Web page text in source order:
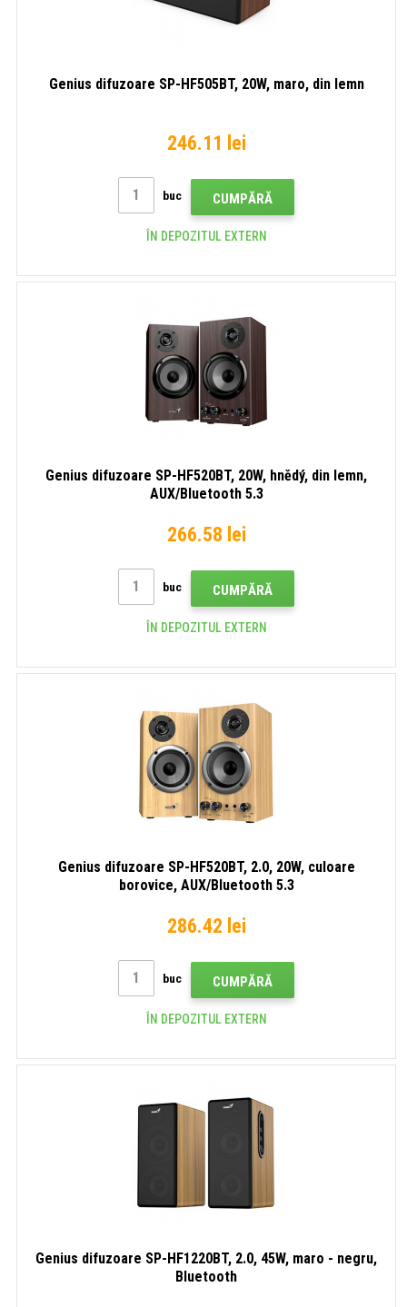
Genius difuzoare SP-HF505BT, 20W, maro, din lemn
246.11 lei
buc CUMPĂRĂ
ÎN DEPOZITUL EXTERN
Genius difuzoare SP-HF520BT, 20W, hnědý, din lemn,
AUX/Bluetooth 5.3
266.58 lei
buc CUMPĂRĂ
ÎN DEPOZITUL EXTERN
Genius difuzoare SP-HF520BT, 2.0, 20W, culoare
borovice, AUX/Bluetooth 5.3
286.42 lei
buc CUMPĂRĂ
ÎN DEPOZITUL EXTERN
Genius difuzoare SP-HF1220BT, 2.0, 45W, maro - negru,
Bluetooth